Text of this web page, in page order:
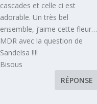
cascades et celle ci est
adorable. Un très bel
ensemble, j’aime cette fleur…
MDR avec la question de
Sandelsa !!!!
Bisous
RÉPONSE